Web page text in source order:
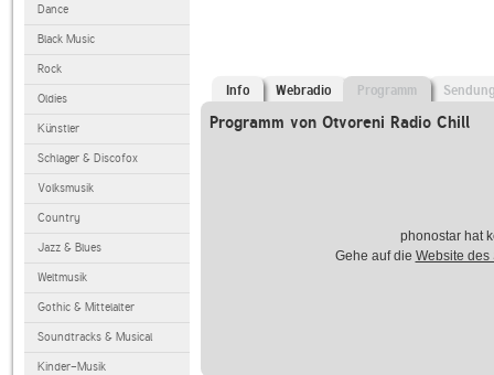
Dance
Black Music
Rock
Oldies
Künstler
Schlager & Discofox
Volksmusik
Country
Jazz & Blues
Weltmusik
Gothic & Mittelalter
Soundtracks & Musical
Kinder-Musik
Info Webradio Programm
Programm von Otvoreni Radio Chill
phonostar hat
Gehe auf die Website des